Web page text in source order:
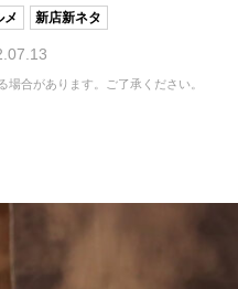
メ 新店新ネタ
合があります。ご了承ください。